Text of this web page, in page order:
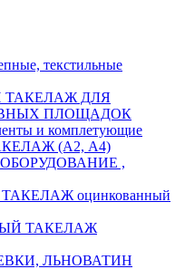
текстильные
ДЛЯ
ПЛОЩАДОК
и комплетующие
(А2, А4)
,
оцинкованный
ТАКЕЛАЖ
ЛЬНОВАТИН